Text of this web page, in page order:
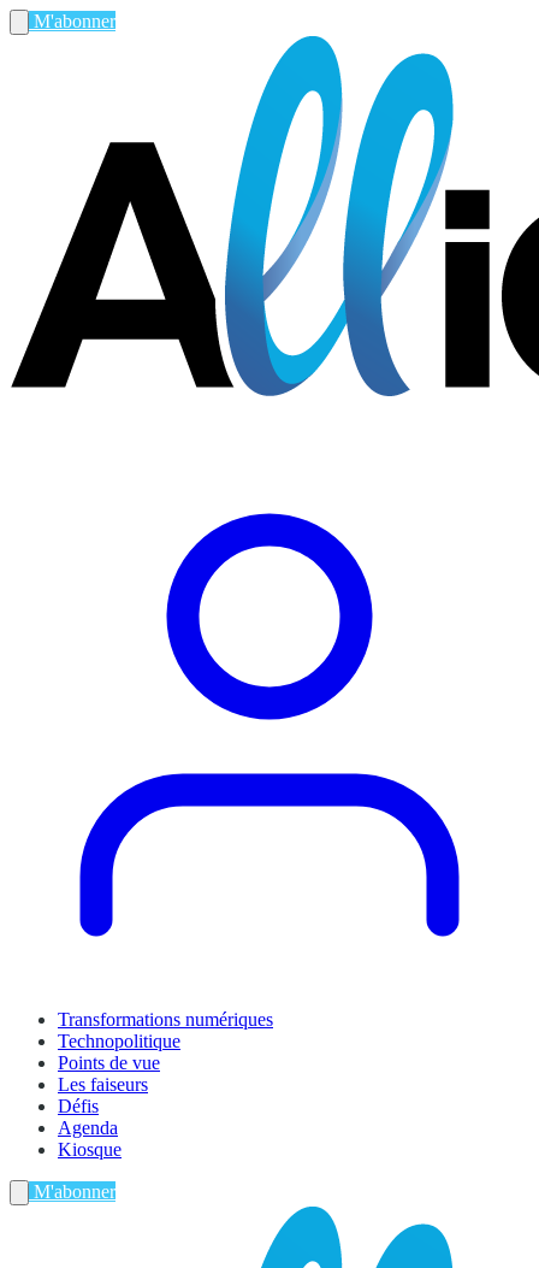
M'abonner
Transformations numériques
Technopolitique
Points de vue
Les faiseurs
Défis
Agenda
Kiosque
M'abonner